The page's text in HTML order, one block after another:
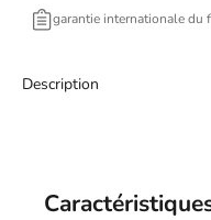
garantie internationale du
Description